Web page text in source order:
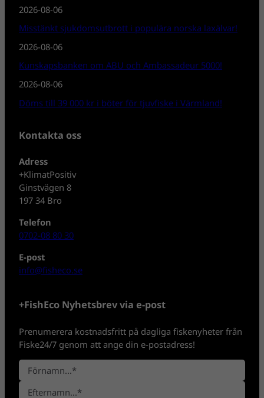
2026-08-06
Misstänkt sjukdomsutbrott i populära norska laxälvar!
2026-08-06
Kunskapsbanken om ABU och Ambassadeur 5000!
2026-08-06
Döms till 39 000 kr i böter för tjuvfiske i Värmland!
Kontakta oss
Adress
+KlimatPositiv
Ginstvägen 8
197 34 Bro
Telefon
0702-08 80 30
E-post
info@fisheco.se
+FishEco Nyhetsbrev via e-post
Prenumerera kostnadsfritt på dagliga fiskenyheter från
Fiske24/7 genom att ange din e-postadress!
N
a
F